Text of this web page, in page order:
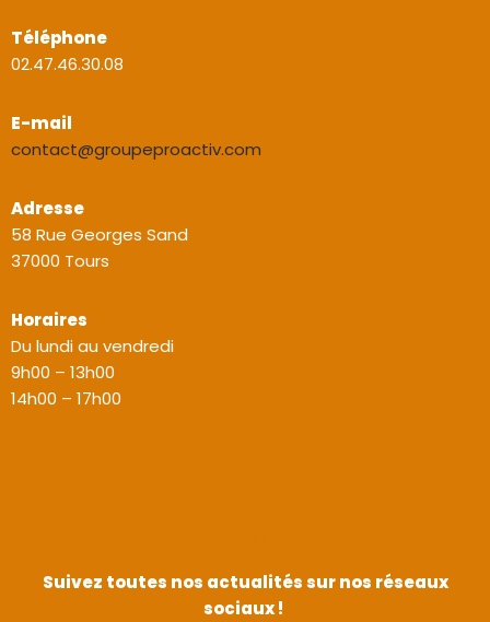
Téléphone
02.47.46.30.08
E-mail
contact@groupeproactiv.com
Adresse
58 Rue Georges Sand
37000 Tours
Horaires
Du lundi au vendredi
9h00 – 13h00
14h00 – 17h00
Suivez toutes nos actualités sur nos réseaux
sociaux !